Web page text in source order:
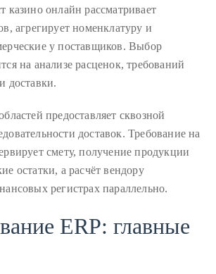
казино онлайн рассматривает
агрегирует номенклатуру и
у поставщиков. Выбор
на анализе расценок, требований
доставки.
предоставляет сквозной
доставок. Требование на
смету, получение продукции
остатки, а расчёт вендору
регистрах параллельно.
ERP: главные